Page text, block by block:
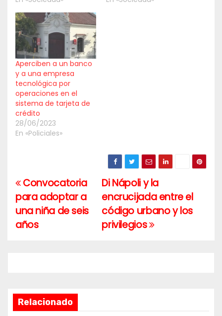
Aperciben a un banco
y a una empresa
tecnológica por
operaciones en el
sistema de tarjeta de
crédito
28/06/2023
En «Policiales»
Navegación
de
entradas
Di Nápoli y la
encrucijada entre el
código urbano y los
privilegios
Convocatoria
para adoptar a
una niña de seis
años
Relacionado